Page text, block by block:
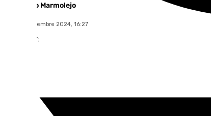
Francisco Marmolejo
lunes, 2 diciembre 2024, 16:27
Compartir: